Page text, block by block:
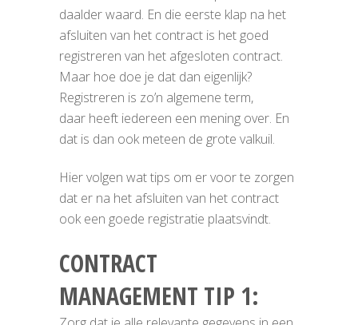
daalder waard. En die eerste klap na het
afsluiten van het contract is het goed
registreren van het afgesloten contract.
Maar hoe doe je dat dan eigenlijk?
Registreren is zo’n algemene term,
daar heeft iedereen een mening over. En
dat is dan ook meteen de grote valkuil.
Hier volgen wat tips om er voor te zorgen
dat er na het afsluiten van het contract
ook een goede registratie plaatsvindt.
CONTRACT
MANAGEMENT TIP 1: